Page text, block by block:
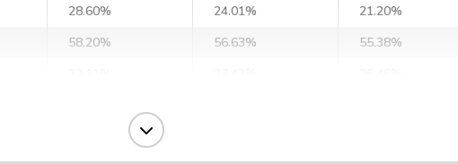
28.60% 24.01% 21.20%
58.20% 56.63% 55.38%